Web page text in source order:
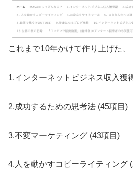
これまで10年かけて作り上げた、
1.インターネットビジネス収入獲
2.成功するための思考法 (45項目)
3.不変マーケティング (43項目)
4.人を動かすコピーライティング